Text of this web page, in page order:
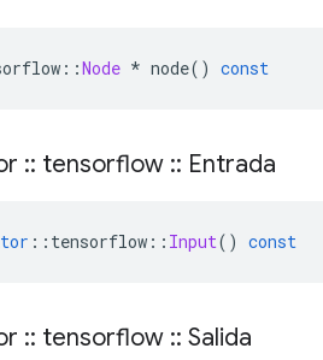
::Node * node() const
:: tensorflow :: Entrada
:: tensorflow :: Input() const
:: tensorflow :: Salida